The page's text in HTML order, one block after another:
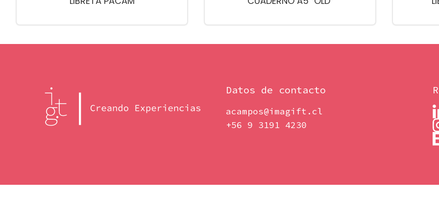
Datos de contacto
acampos@imagift.cl
+56 9 3191 4230